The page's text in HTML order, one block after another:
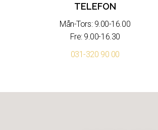
TELEFON
Mån-Tors: 9.00-16.00
Fre: 9.00-16.30
031-320 90 00